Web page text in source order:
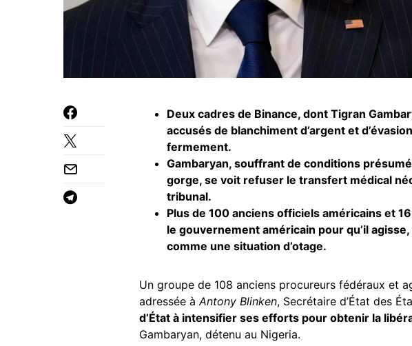
Deux cadres de Binance, dont Tigran
accusés de blanchiment d’argent et
fermement.
Gambaryan, souffrant de conditions
gorge, se voit refuser le transfert médical
tribunal.
Plus de 100 anciens officiels américains et
le gouvernement américain pour qu’il
comme une situation d’otage.
Un groupe de 108 anciens procureurs fédéraux et
adressée àAntony Blinken, Secrétaire d’État des
d’État à intensifier ses efforts pour obtenir la
Gambaryan, détenu au Nigeria.